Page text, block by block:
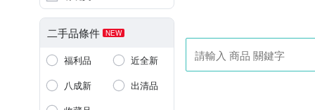
二手品條件 NEW
福利品
近全新
八成新
出清品